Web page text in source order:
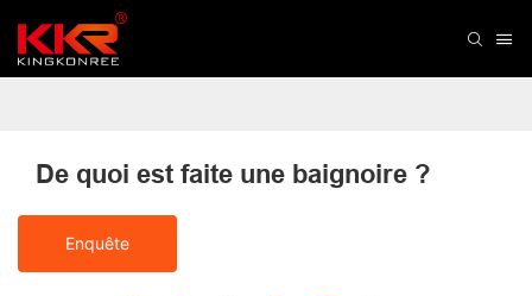
De quoi est faite une baignoire ?
Enquête